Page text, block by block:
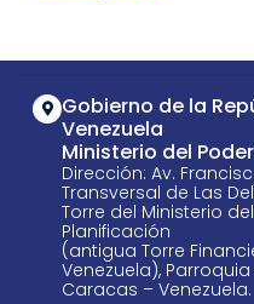
Gobierno de la
Venezuela
Ministerio del
Dirección: Av.
Transversal de Las
Torre del Ministerio
Planificación
(antigua Torre
Venezuela),
Caracas – Venezuela.